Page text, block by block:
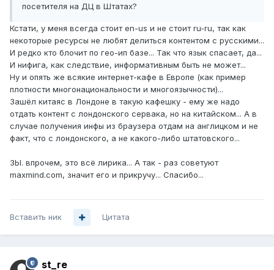
посетителя на ДЦ в Штатах?
Кстати, у меня всегда стоит en-us и не стоит ru-ru, так как
некоторые ресурсы не любят делиться контентом с русскими...
И редко кто блочит по гео-ип базе... Так что язык спасает, да...
И нифига, как следствие, информативным быть не может...
Ну и опять же всякие интернет-кафе в Европе (как пример
плотности многонациональности и многоязычности)...
Зашёл китаяс в Лондоне в такую кафешку - ему же надо
отдать контент с лондонского сервака, но на китайском... А в
случае получения инфы из браузера отдам на англицком и не
факт, что с лондонского, а не какого-либо штатовского...
ЗЫ. впрочем, это всё лирика... А так - раз советуют
maxmind.com, значит его и прикручу... Спасибо...
Вставить ник Цитата
st_re